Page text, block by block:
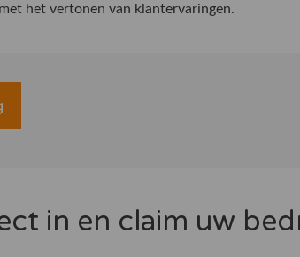
het vertonen van klantervaringen.
in en claim uw